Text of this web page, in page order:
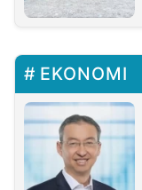
EKONOMI